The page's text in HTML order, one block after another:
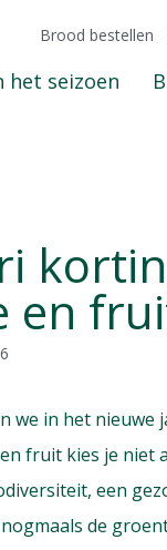
Brood bestellen
het seizoen
en
in het nieuwe
fruit kies je niet
een
de